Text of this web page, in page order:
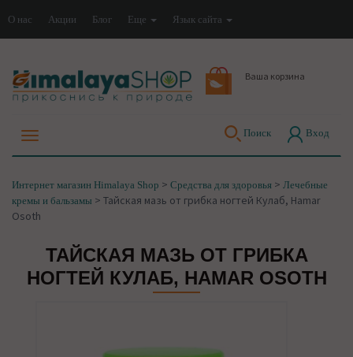
О нас Акции Блог Еще Язык сайта
Ваша корзина
Поиск Вход
Интернет магазин Himalaya Shop > Средства для здоровья > Лечебные
кремы и бальзамы > Тайская мазь от грибка ногтей Кулаб, Hamar
Osoth
ТАЙСКАЯ МАЗЬ ОТ ГРИБКА
НОГТЕЙ КУЛАБ, HAMAR OSOTH